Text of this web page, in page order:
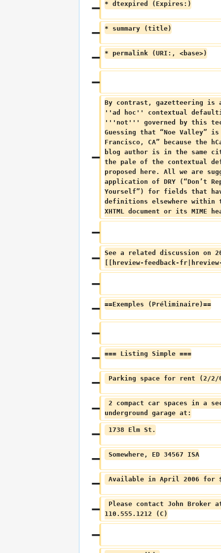
* dtexpired (Expires:)
* summary (title)
* permalink (URI:, <base>)
By contrast, gazetteering is
''ad hoc'' contextual
'''not''' governed by this
Guessing that “Noe Valley”
Francisco, CA” because the
blog author is in the same
the pale of the contextual
proposed here. All we are
application of DRY (“Don’t
Yourself”) for fields that
definitions elsewhere within
XHTML document or its MIME
See a related discussion on
[[hreview-feedback-
==Exemples (Préliminaire)==
=== Listing Simple ===
Parking space for rent (2/2/
underground garage at:
1738 Elm St.
Somewhere, ED 34567 ISA
Available in April 2006 for
110.555.1212 (C)